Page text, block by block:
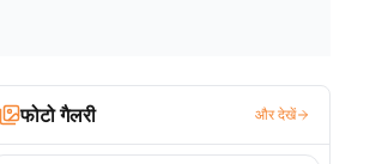
फोटो गैलरी और देखें